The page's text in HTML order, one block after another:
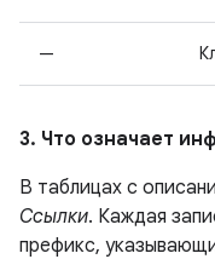
—
3. Что означает
В таблицах с
Ссылки. Каждая
префикс,